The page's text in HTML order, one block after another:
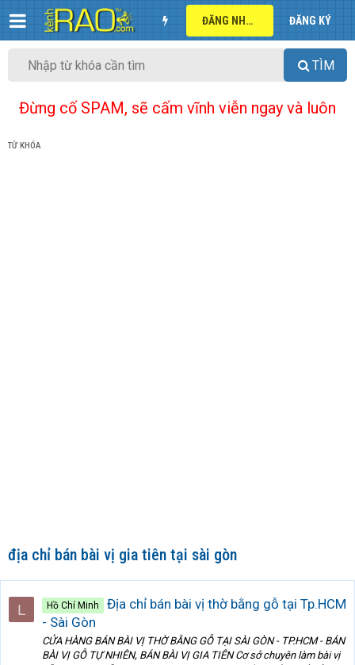
ĐĂNG NHẬP ĐĂNG KÝ
TÌM
Đừng cố SPAM, sẽ cấm vĩnh viễn ngay và luôn
TỪ KHÓA
địa chỉ bán bài vị gia tiên tại sài gòn
L Hồ Chí Minh
Địa chỉ bán bài vị thờ bằng gỗ tại Tp.HCM
- Sài Gòn
CỬA HÀNG BÁN BÀI VỊ THỜ BẰNG GỖ TẠI SÀI GÒN - TP.HCM - BÁN
BÀI VỊ GỖ TỰ NHIÊN, BÁN BÀI VỊ GIA TIÊN Cơ sở chuyên làm bài vị